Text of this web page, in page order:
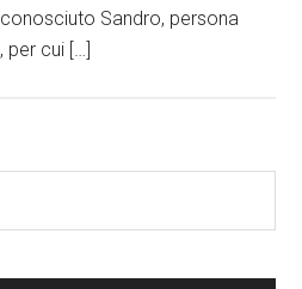
Sandro, persona
per cui […]